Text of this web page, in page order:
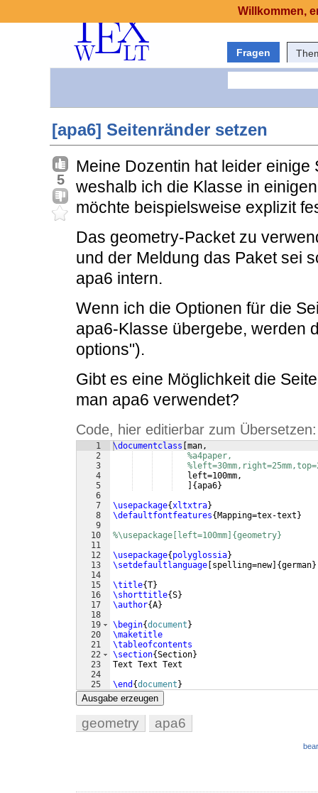
Fragen
[apa6] Seitenränder setzen
5
Meine Dozentin hat leider einige
weshalb ich die Klasse in
möchte beispielsweise explizit
Das geometry-Packet zu
und der Meldung das Paket sei
apa6 intern.
Wenn ich die Optionen für die
apa6-Klasse übergebe, werden
options").
Gibt es eine Möglichkeit die
man apa6 verwendet?
Code, hier editierbar zum Übersetzen:
1
2
3
4
5
6
7
8
9
10
11
12
13
14
15
16
17
18
19
20
21
22
23
24
25
\documentclass man,
%a4paper,
   left=100mm,
{apa6}
\usepackage{xltxtra}
\defaultfontfeatures{ Mapping=tex-text }
%\usepackage[left=100mm]{geometry}
\usepackage{ polyglossia}
\setdefaultlanguage spelling=new] {german}
\title{T}
\shorttitle{S}
\author{A}
\begin{document }
\maketitle
\tableofcontents
\section{Section}
Text Text Text
\end {document }
Ausgabe erzeugen
geometry apa6
Willkommen,